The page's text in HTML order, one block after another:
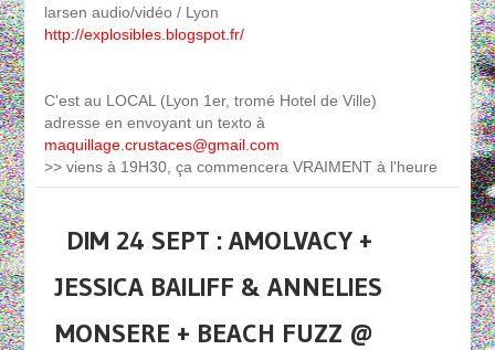
larsen audio/vidéo / Lyon
http://explosibles.blogspot.fr/
C'est au LOCAL (Lyon 1er, tromé Hotel de Ville)
adresse en envoyant un texto à
maquillage.crustaces@gmail.com
>> viens à 19H30, ça commencera VRAIMENT à l'heure
DIM 24 SEPT : AMOLVACY +
JESSICA BAILIFF & ANNELIES
MONSERE + BEACH FUZZ @